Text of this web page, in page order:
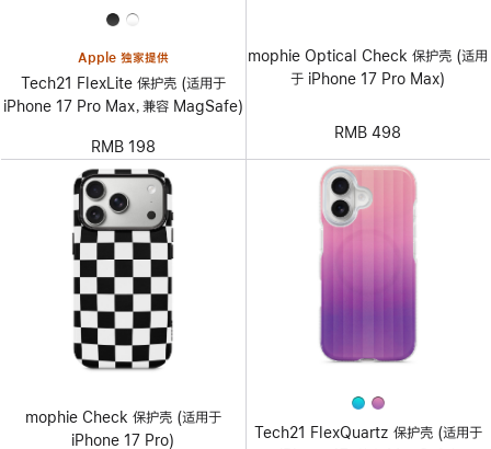
Apple 独家提供
Tech21 FlexLite 保护壳 (适用于
iPhone 17 Pro Max，兼容 MagSafe)
RMB 198
mophie Optical Check 保护壳 (适用
于 iPhone 17 Pro Max)
RMB 498
mophie Check 保护壳 (适用于
iPhone 17 Pro)
Tech21 FlexQuartz 保护壳 (适用于